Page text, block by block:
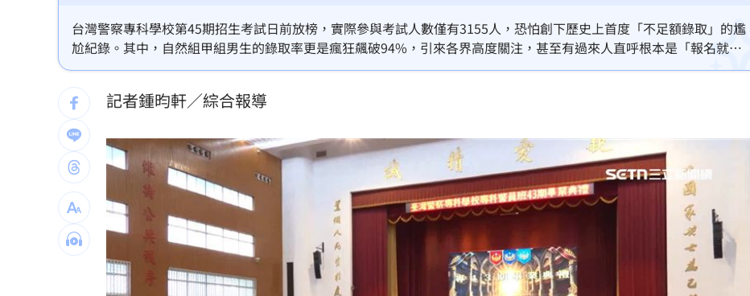
生日變親人忌日！直升機慶祝墜機4人罹難 19:47
粉絲輕生後首露面！西村力演唱會狀態超好
阿信慘跌 親洩言承旭吳建豪周渝民真面目 19:33
「AI性愛機器人」將問世！聊天還可換姿勢 19:32
台灣彩券開獎直播中 20:31
LIVE三立+24小時直播 15:27
三立iNEWS新聞台線上直播 18:00
台灣警察專科學校第45期招生考試日前放榜，實際參與考試人數僅有3155人，恐怕創下歷史上首度「不足額錄取」的尷
尬紀錄。其中，自然組甲組男生的錄取率更是瘋狂飆破94%，引來各界高度關注，甚至有過來人直呼根本是「報名就錄
取、全部猜C也能上」的時代。對此，粉專「消防神主牌」以學長身分在臉書上發文揭露這項警訊，感嘆少子化與體制環
境的惡化，已讓過去擠破頭的鐵飯碗徹底失去了對優秀人才的吸引力。
記者鍾昀軒／綜合報導